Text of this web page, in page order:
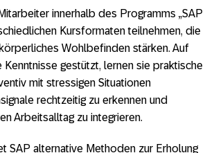
innerhalb des Programms „SAP
Kursformaten teilnehmen, die
Wohlbefinden stärken. Auf
gestützt, lernen sie praktische
mit stressigen Situationen
rechtzeitig zu erkennen und
Arbeitsalltag zu integrieren.
SAP alternative Methoden zur Erholung